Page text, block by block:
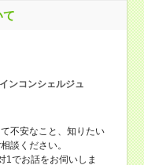
て
ンコンシェルジュ
不安なこと、知りたい
談ください。
1でお話をお伺いしま